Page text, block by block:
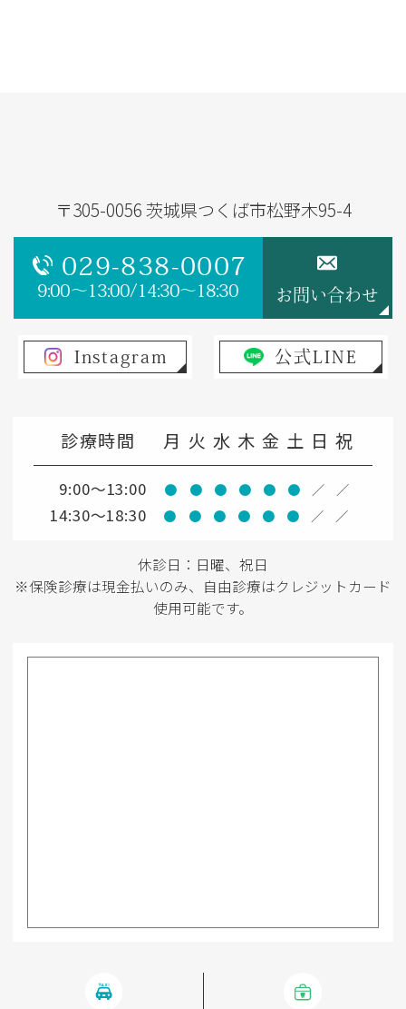
〒305-0056 茨城県つくば市松野木95-4
029-838-0007
9:00～13:00/14:30～18:30 お問い合わせ
Instagram 公式LINE
診療時間 月 火 水 木 金 土 日 祝
9:00～13:00 ● ● ● ● ● ● ／ ／
14:30～18:30 ● ● ● ● ● ● ／ ／
休診日：日曜、祝日
※保険診療は現金払いのみ、自由診療はクレジットカード
使用可能です。